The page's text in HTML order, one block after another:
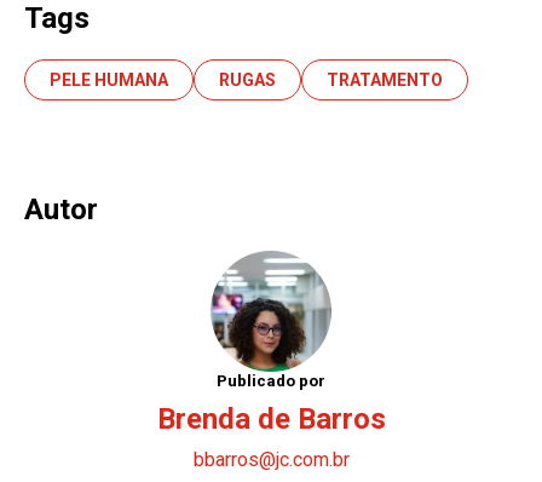
Tags
PELE HUMANA RUGAS TRATAMENTO
Autor
Publicado por
Brenda de Barros
bbarros@jc.com.br